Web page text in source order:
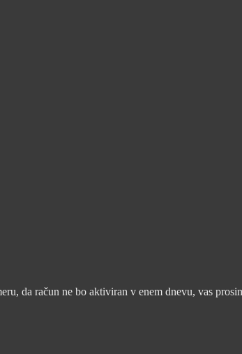
da račun ne bo aktiviran v enem dnevu, vas